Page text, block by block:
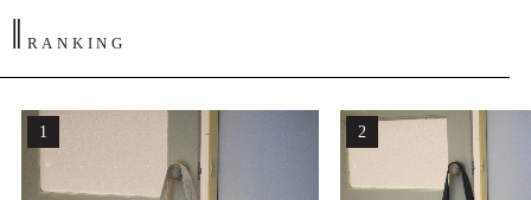
‖ RANKING